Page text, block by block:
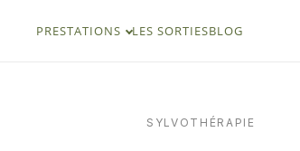
PRESTATIONS LES SORTIESBLOG
SYLVOTHÉRAPIE